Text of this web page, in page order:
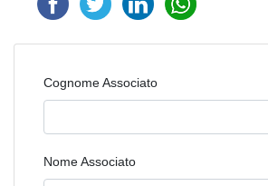
Cognome Associato
Nome Associato